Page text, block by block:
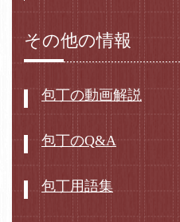
その他の情報
包丁の動画解説
包丁のQ&A
包丁用語集